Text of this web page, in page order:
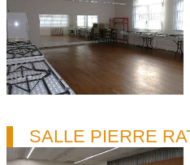
SALLE PIERRE